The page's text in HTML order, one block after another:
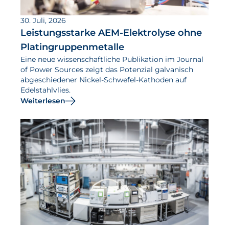
30. Juli, 2026
Leistungsstarke AEM-Elektrolyse ohne
Platingruppenmetalle
Eine neue wissenschaftliche Publikation im Journal
of Power Sources zeigt das Potenzial galvanisch
abgeschiedener Nickel-Schwefel-Kathoden auf
Edelstahlvlies.
Weiterlesen